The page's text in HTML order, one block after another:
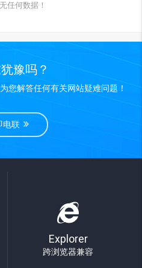
任何数据！
豫吗？
您解答任何有关网站疑难问题！
电联
Explorer
跨浏览器兼容